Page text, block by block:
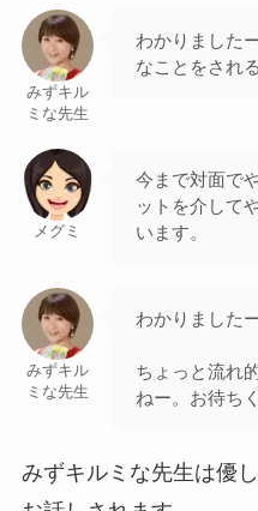
みずキル
ミな先生
わかりました
なことをされ
メグミ
今まで対面で
ットを介して
います。
みずキル
ミな先生
わかりましたー
ちょっと流れ
ねー。お待ち
みずキルミな先生は優